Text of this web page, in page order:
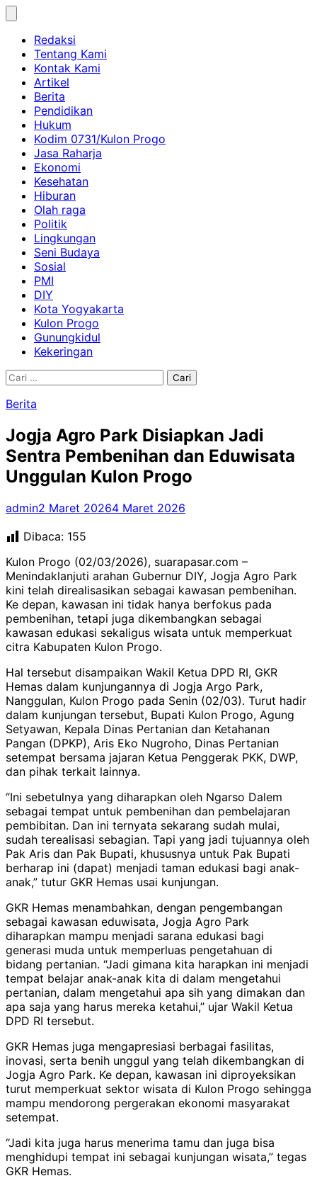
Skip
contentRedaksi
Tentang Kami
Kontak Kami
Artikel
Berita
Pendidikan
Hukum
Kodim 0731/Kulon Progo
Jasa Raharja
Ekonomi
Kesehatan
Hiburan
Olah raga
Politik
Lingkungan
Seni Budaya
Sosial
PMI
DIY
Kota Yogyakarta
Kulon Progo
Gunungkidul
Kekeringan
Cari
Berita
Jogja Agro Park Disiapkan Jadi
Sentra Pembenihan dan Eduwisata
Unggulan Kulon Progo
admin2 Maret 20264 Maret 2026
Dibaca: 155
Kulon Progo (02/03/2026), suarapasar.com –
Menindaklanjuti arahan Gubernur DIY, Jogja Agro Park
kini telah direalisasikan sebagai kawasan pembenihan.
Ke depan, kawasan ini tidak hanya berfokus pada
pembenihan, tetapi juga dikembangkan sebagai
kawasan edukasi sekaligus wisata untuk memperkuat
citra Kabupaten Kulon Progo.
Hal tersebut disampaikan Wakil Ketua DPD RI, GKR
Hemas dalam kunjungannya di Jogja Argo Park,
Nanggulan, Kulon Progo pada Senin (02/03). Turut hadir
dalam kunjungan tersebut, Bupati Kulon Progo, Agung
Setyawan, Kepala Dinas Pertanian dan Ketahanan
Pangan (DPKP), Aris Eko Nugroho, Dinas Pertanian
setempat bersama jajaran Ketua Penggerak PKK, DWP,
dan pihak terkait lainnya.
“Ini sebetulnya yang diharapkan oleh Ngarso Dalem
sebagai tempat untuk pembenihan dan pembelajaran
pembibitan. Dan ini ternyata sekarang sudah mulai,
sudah terealisasi sebagian. Tapi yang jadi tujuannya oleh
Pak Aris dan Pak Bupati, khususnya untuk Pak Bupati
berharap ini (dapat) menjadi taman edukasi bagi anak-
anak,” tutur GKR Hemas usai kunjungan.
GKR Hemas menambahkan, dengan pengembangan
sebagai kawasan eduwisata, Jogja Agro Park
diharapkan mampu menjadi sarana edukasi bagi
generasi muda untuk memperluas pengetahuan di
bidang pertanian. “Jadi gimana kita harapkan ini menjadi
tempat belajar anak-anak kita di dalam mengetahui
pertanian, dalam mengetahui apa sih yang dimakan dan
apa saja yang harus mereka ketahui,” ujar Wakil Ketua
DPD RI tersebut.
GKR Hemas juga mengapresiasi berbagai fasilitas,
inovasi, serta benih unggul yang telah dikembangkan di
Jogja Agro Park. Ke depan, kawasan ini diproyeksikan
turut memperkuat sektor wisata di Kulon Progo sehingga
mampu mendorong pergerakan ekonomi masyarakat
setempat.
“Jadi kita juga harus menerima tamu dan juga bisa
menghidupi tempat ini sebagai kunjungan wisata,” tegas
GKR Hemas.